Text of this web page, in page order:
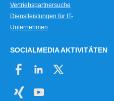
Vertriebspartnersuche
Dienstleistungen für IT-
Unternehmen
SOCIALMEDIA AKTIVITÄTEN